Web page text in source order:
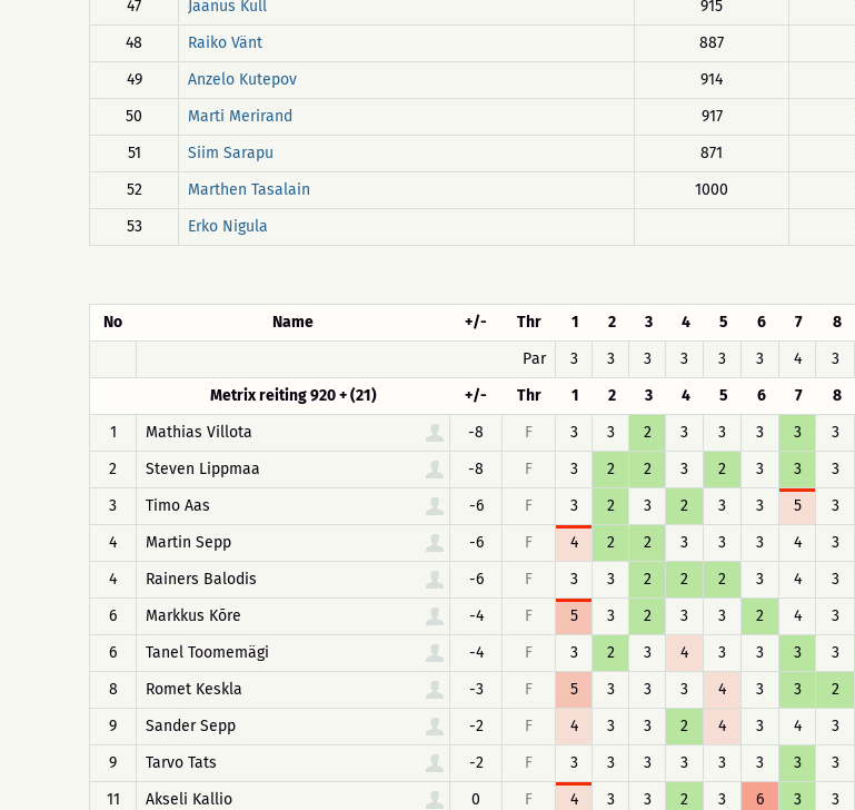
47
Jaanus Kull 915
48
Raiko Vänt 887
49
Anzelo Kutepov 914
50
Marti Merirand 917
51
Siim Sarapu 871
52
Marthen Tasalain 1000
53
Erko Nigula
No Name +/- Thr 1 2 3 4 5 6 7 8
Par
3 3 3 3 3 3 4 3
Metrix reiting 920 + (21)
+/- Thr 1 2 3 4 5 6 7 8
1
Mathias Villota -8 F 3 3 2 3 3 3 3 3
2
Steven Lippmaa -8 F 3 2 2 3 2 3 3 3
3
Timo Aas -6 F 3 2 3 2 3 3 5 3
4
Martin Sepp -6 F 4 2 2 3 3 3 4 3
4
Rainers Balodis -6 F 3 3 2 2 2 3 4 3
6
Markkus Kõre -4 F 5 3 2 3 3 2 4 3
6
Tanel Toomemägi -4 F 3 2 3 4 3 3 3 3
8
Romet Keskla -3 F 5 3 3 3 4 3 3 2
9
Sander Sepp -2 F 4 3 3 2 4 3 4 3
9
Tarvo Tats -2 F 3 3 3 3 3 3 3 3
11
Akseli Kallio 0 F 4 3 3 2 3 6 3 3